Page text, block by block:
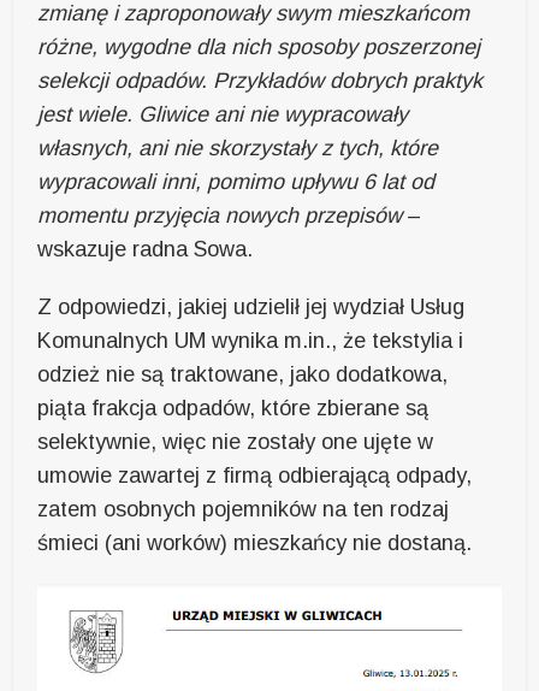
zmianę i zaproponowały swym mieszkańcom
różne, wygodne dla nich sposoby poszerzonej
selekcji odpadów. Przykładów dobrych praktyk
jest wiele. Gliwice ani nie wypracowały
własnych, ani nie skorzystały z tych, które
wypracowali inni, pomimo upływu 6 lat od
momentu przyjęcia nowych przepisów–
wskazuje radna Sowa.
Z odpowiedzi, jakiej udzielił jej wydział Usług
Komunalnych UM wynika m.in., że tekstylia i
odzież nie są traktowane, jako dodatkowa,
piąta frakcja odpadów, które zbierane są
selektywnie, więc nie zostały one ujęte w
umowie zawartej z firmą odbierającą odpady,
zatem osobnych pojemników na ten rodzaj
śmieci (ani worków) mieszkańcy nie dostaną.